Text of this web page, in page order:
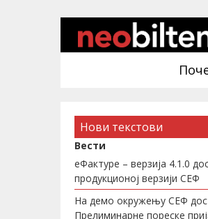
Нови текстови
Вести
еФактуре – верзија 4.1.0
продукционој верзији СЕФ
На демо окружењу СЕФ
Прелиминарне пореске